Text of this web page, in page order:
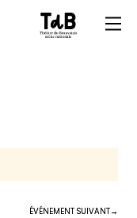
ÉVÉNEMENT SUIVANT